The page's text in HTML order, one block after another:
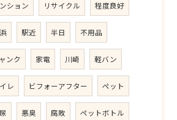
ション リサイクル 程度良好
駅近 半日 不用品
ンク 家電 川崎 軽バン
レ ビフォーアフター ペット
悪臭 腐敗 ペットボトル